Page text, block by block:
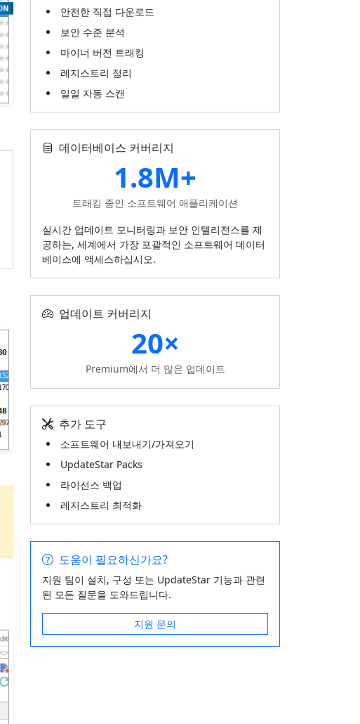
안전한 직접 다운로드
보안 수준 분석
마이너 버전 트래킹
레지스트리 정리
일일 자동 스캔
데이터베이스 커버리지
1.8M+
트래킹 중인 소프트웨어 애플리케이션
실시간 업데이트 모니터링과 보안 인텔리전스를 제
공하는, 세계에서 가장 포괄적인 소프트웨어 데이터
베이스에 액세스하십시오.
업데이트 커버리지
20×
Premium에서 더 많은 업데이트
추가 도구
소프트웨어 내보내기/가져오기
UpdateStar Packs
라이선스 백업
레지스트리 최적화
도움이 필요하신가요?
지원 팀이 설치, 구성 또는 UpdateStar 기능과 관련
된 모든 질문을 도와드립니다.
지원 문의